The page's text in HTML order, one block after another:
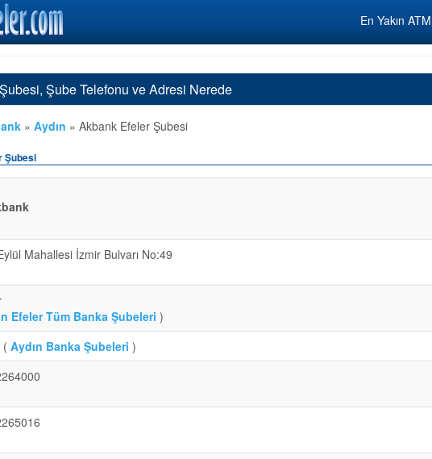
En Yakın
Şube Telefonu ve Adresi Nerede
» Aydın » Akbank Efeler Şubesi
Şubesi
Mahallesi İzmir Bulvarı No:49
Efeler Tüm Banka Şubeleri )
( Aydın Banka Şubeleri )